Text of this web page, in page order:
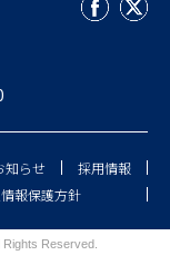
知らせ
採用情報
報保護方針
Rights Reserved.